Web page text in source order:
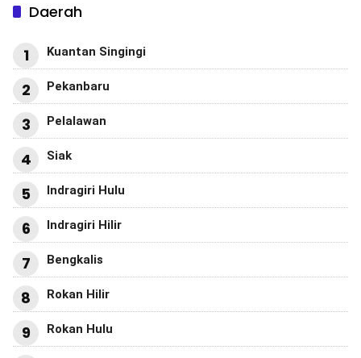
Daerah
1 Kuantan Singingi
2 Pekanbaru
3 Pelalawan
4 Siak
5 Indragiri Hulu
6 Indragiri Hilir
7 Bengkalis
8 Rokan Hilir
9 Rokan Hulu